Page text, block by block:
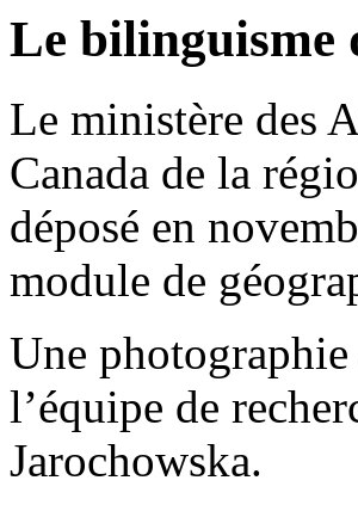
Le bilinguisme
Le ministère des
Canada de la
déposé en
module de
Une
l’équipe de
Jarochowska.